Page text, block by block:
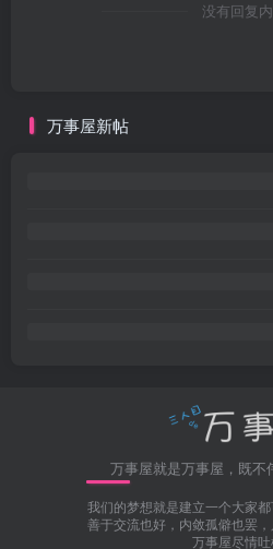
没有回复
万事屋新帖
万事屋就是万事屋，既不
我们的梦想就是建立一个大家
善于交流也好，内敛孤僻也罢
万事屋尽情吐